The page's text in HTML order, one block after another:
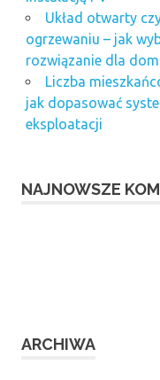
Układ otwarty
ogrzewaniu – jak
rozwiązanie dla
Liczba
jak dopasować
eksploatacji
NAJNOWSZE
ARCHIWA